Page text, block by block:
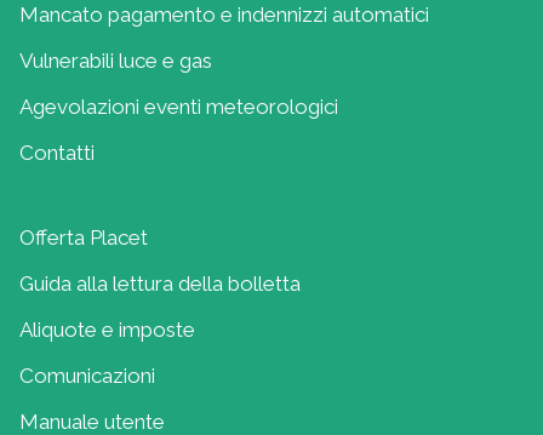
Mancato pagamento e indennizzi automatici
Vulnerabili luce e gas
Agevolazioni eventi meteorologici
Contatti
Offerta Placet
Guida alla lettura della bolletta
Aliquote e imposte
Comunicazioni
Manuale utente